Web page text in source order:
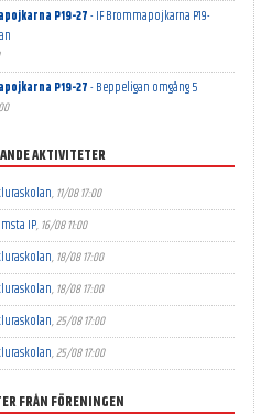
P19-27- IF Brommapojkarna P19-
P19-27- Beppeligan omgång 5
AKTIVITETER
, 11/08 17:00
IP, 16/08 11:00
, 18/08 17:00
, 18/08 17:00
, 25/08 17:00
, 25/08 17:00
FRÅN FÖRENINGEN